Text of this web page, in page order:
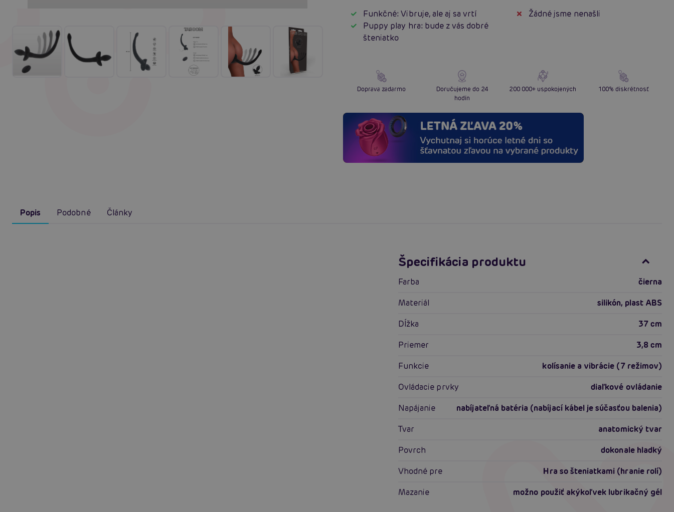
Funkčné: Vibruje, ale aj sa vrtí
Puppy play hra: bude z vás dobré
šteniatko
Žádné jsme nenašli
Doprava zadarmo
Doručujeme do 24
hodín
200 000+ uspokojených 100% diskrétnosť
Popis Podobné Články
Špecifikácia produktu
Farba
čierna
Materiál
silikón, plast ABS
Dĺžka
37 cm
Priemer
3,8 cm
Funkcie
kolísanie a vibrácie (7 režimov)
Ovládacie prvky
diaľkové ovládanie
Napájanie
nabíjateľná batéria (nabíjací kábel je súčasťou balenia)
Tvar
anatomický tvar
Povrch
dokonale hladký
Vhodné pre
Hra so šteniatkami (hranie rolí)
Mazanie
možno použiť akýkoľvek lubrikačný gél